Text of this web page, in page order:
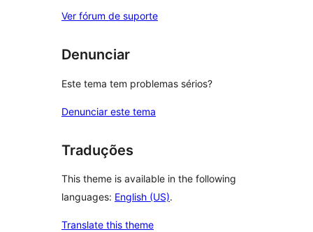
Ver fórum de suporte
Denunciar
Este tema tem problemas sérios?
Denunciar este tema
Traduções
This theme is available in the following
languages: English (US).
Translate this theme